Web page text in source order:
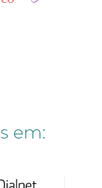
em: